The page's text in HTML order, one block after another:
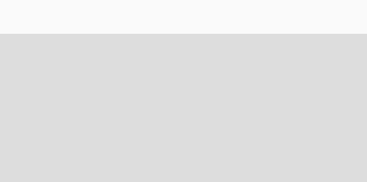
Stage 2中较难的11个故事（如The Odd Egg、Hiccups等）放在了《典范英